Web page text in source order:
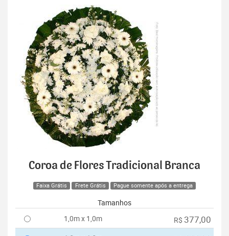
Coroa de Flores Tradicional Branca
Faixa Grátis Frete Grátis Pague somente após a entrega
Tamanhos
1,0m x 1,0m
R$ 377,00